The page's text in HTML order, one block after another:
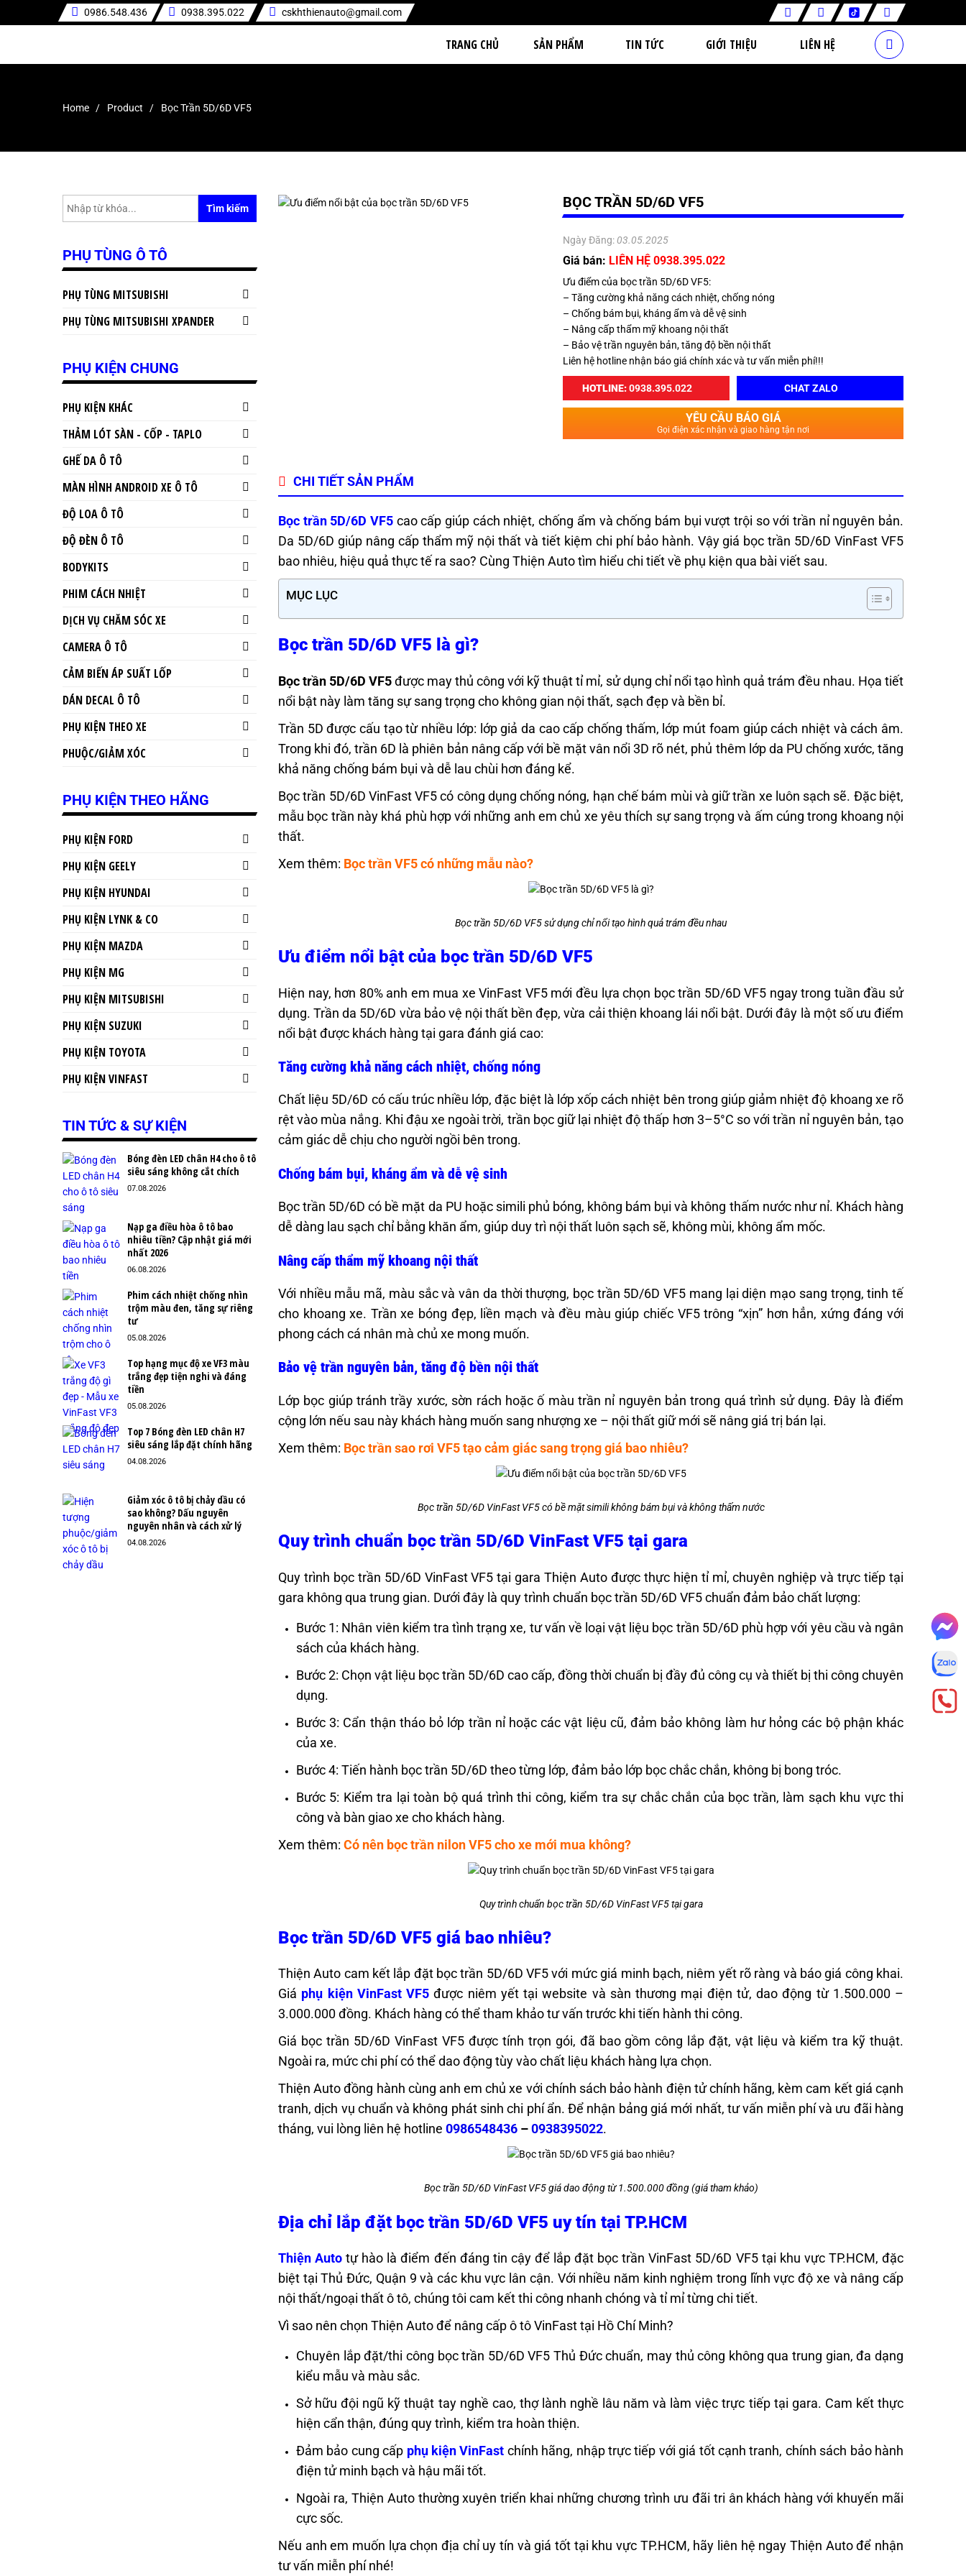
0986.548.436 0938.395.022 cskhthienauto@gmail.com
TRANG CHỦ SẢN PHẨM TIN TỨC GIỚI THIỆU LIÊN HỆ
Home Product Bọc Trần 5D/6D VF5
BỌC TRẦN 5D/6D VF5
Ngày Đăng:03.05.2025
Giá bán: LIÊN HỆ 0938.395.022
Ưu điểm của bọc trần 5D/6D VF5:
– Tăng cường khả năng cách nhiệt, chống nóng
– Chống bám bụi, kháng ẩm và dễ vệ sinh
– Nâng cấp thẩm mỹ khoang nội thất
– Bảo vệ trần nguyên bản, tăng độ bền nội thất
Liên hệ hotline nhận báo giá chính xác và tư vấn miễn phí!!!
HOTLINE:0938.395.022 CHAT ZALO
YÊU CẦU BÁO GIÁ
Gọi điện xác nhận và giao hàng tận nơi
CHI TIẾT SẢN PHẨM
Bọc trần 5D/6D VF5 cao cấp giúp cách nhiệt, chống ẩm và chống bám bụi vượt trội so với trần nỉ nguyên bản.
Da 5D/6D giúp nâng cấp thẩm mỹ nội thất và tiết kiệm chi phí bảo hành. Vậy giá bọc trần 5D/6D VinFast VF5
bao nhiêu, hiệu quả thực tế ra sao? Cùng Thiện Auto tìm hiểu chi tiết về phụ kiện qua bài viết sau.
MỤC LỤC
Bọc trần 5D/6D VF5 là gì?
Bọc trần 5D/6D VF5được may thủ công với kỹ thuật tỉ mỉ, sử dụng chỉ nổi tạo hình quả trám đều nhau. Họa tiết
nổi bật này làm tăng sự sang trọng cho không gian nội thất, sạch đẹp và bền bỉ.
Trần 5D được cấu tạo từ nhiều lớp: lớp giả da cao cấp chống thấm, lớp mút foam giúp cách nhiệt và cách âm.
Trong khi đó, trần 6D là phiên bản nâng cấp với bề mặt vân nổi 3D rõ nét, phủ thêm lớp da PU chống xước, tăng
khả năng chống bám bụi và dễ lau chùi hơn đáng kể.
Bọc trần 5D/6D VinFast VF5 có công dụng chống nóng, hạn chế bám mùi và giữ trần xe luôn sạch sẽ. Đặc biệt,
mẫu bọc trần này khá phù hợp với những anh em chủ xe yêu thích sự sang trọng và ấm cúng trong khoang nội
thất.
Xem thêm: Bọc trần VF5có những mẫu nào?
Bọc trần 5D/6D VF5 sử dụng chỉ nổi tạo hình quả trám đều nhau
Ưu điểm nổi bật của bọc trần 5D/6D VF5
Hiện nay, hơn 80% anh em mua xe VinFast VF5 mới đều lựa chọn bọc trần 5D/6D VF5 ngay trong tuần đầu sử
dụng. Trần da 5D/6D vừa bảo vệ nội thất bền đẹp, vừa cải thiện khoang lái nổi bật. Dưới đây là một số ưu điểm
nổi bật được khách hàng tại gara đánh giá cao:
Tăng cường khả năng cách nhiệt, chống nóng
Chất liệu 5D/6D có cấu trúc nhiều lớp, đặc biệt là lớp xốp cách nhiệt bên trong giúp giảm nhiệt độ khoang xe rõ
rệt vào mùa nắng. Khi đậu xe ngoài trời, trần bọc giữ lại nhiệt độ thấp hơn 3–5°C so với trần nỉ nguyên bản, tạo
cảm giác dễ chịu cho người ngồi bên trong.
Chống bám bụi, kháng ẩm và dễ vệ sinh
Bọc trần 5D/6D có bề mặt da PU hoặc simili phủ bóng, không bám bụi và không thấm nước như nỉ. Khách hàng
dễ dàng lau sạch chỉ bằng khăn ẩm, giúp duy trì nội thất luôn sạch sẽ, không mùi, không ẩm mốc.
Nâng cấp thẩm mỹ khoang nội thất
Với nhiều mẫu mã, màu sắc và vân da thời thượng, bọc trần 5D/6D VF5 mang lại diện mạo sang trọng, tinh tế
cho khoang xe. Trần xe bóng đẹp, liền mạch và đều màu giúp chiếc VF5 trông “xịn” hơn hẳn, xứng đáng với
phong cách cá nhân mà chủ xe mong muốn.
Bảo vệ trần nguyên bản, tăng độ bền nội thất
Lớp bọc giúp tránh trầy xước, sờn rách hoặc ố màu trần nỉ nguyên bản trong quá trình sử dụng. Đây là điểm
cộng lớn nếu sau này khách hàng muốn sang nhượng xe – nội thất giữ mới sẽ nâng giá trị bán lại.
Xem thêm: Bọc trần sao rơi VF5tạo cảm giác sang trọng giá bao nhiêu?
Bọc trần 5D/6D VinFast VF5 có bề mặt simili không bám bụi và không thấm nước
Quy trình chuẩn bọc trần 5D/6D VinFast VF5 tại gara
Quy trình bọc trần 5D/6D VinFast VF5 tại gara Thiện Auto được thực hiện tỉ mỉ, chuyên nghiệp và trực tiếp tại
gara không qua trung gian. Dưới đây là quy trình chuẩn bọc trần 5D/6D VF5 chuẩn đảm bảo chất lượng:
Bước 1: Nhân viên kiểm tra tình trạng xe, tư vấn về loại vật liệu bọc trần 5D/6D phù hợp với yêu cầu và ngân
sách của khách hàng.
Bước 2: Chọn vật liệu bọc trần 5D/6D cao cấp, đồng thời chuẩn bị đầy đủ công cụ và thiết bị thi công chuyên
dụng.
Bước 3: Cẩn thận tháo bỏ lớp trần nỉ hoặc các vật liệu cũ, đảm bảo không làm hư hỏng các bộ phận khác
của xe.
Bước 4: Tiến hành bọc trần 5D/6D theo từng lớp, đảm bảo lớp bọc chắc chắn, không bị bong tróc.
Bước 5: Kiểm tra lại toàn bộ quá trình thi công, kiểm tra sự chắc chắn của bọc trần, làm sạch khu vực thi
công và bàn giao xe cho khách hàng.
Xem thêm: Có nên bọc trần nilon VF5cho xe mới mua không?
Quy trình chuẩn bọc trần 5D/6D VinFast VF5 tại gara
Bọc trần 5D/6D VF5 giá bao nhiêu?
Thiện Auto cam kết lắp đặt bọc trần 5D/6D VF5 với mức giá minh bạch, niêm yết rõ ràng và báo giá công khai.
Giá phụ kiện VinFast VF5 được niêm yết tại website và sàn thương mại điện tử, dao động từ 1.500.000 –
3.000.000 đồng. Khách hàng có thể tham khảo tư vấn trước khi tiến hành thi công.
Giá bọc trần 5D/6D VinFast VF5 được tính trọn gói, đã bao gồm công lắp đặt, vật liệu và kiểm tra kỹ thuật.
Ngoài ra, mức chi phí có thể dao động tùy vào chất liệu khách hàng lựa chọn.
Thiện Auto đồng hành cùng anh em chủ xe với chính sách bảo hành điện tử chính hãng, kèm cam kết giá cạnh
tranh, dịch vụ chuẩn và không phát sinh chi phí ẩn. Để nhận bảng giá mới nhất, tư vấn miễn phí và ưu đãi hàng
tháng, vui lòng liên hệ hotline 0986548436 –0938395022.
Bọc trần 5D/6D VinFast VF5 giá dao động từ 1.500.000 đồng (giá tham khảo)
Địa chỉ lắp đặt bọc trần 5D/6D VF5 uy tín tại TP.HCM
Thiện Auto tự hào là điểm đến đáng tin cậy để lắp đặt bọc trần VinFast 5D/6D VF5 tại khu vực TP.HCM, đặc
biệt tại Thủ Đức, Quận 9 và các khu vực lân cận. Với nhiều năm kinh nghiệm trong lĩnh vực độ xe và nâng cấp
nội thất/ngoại thất ô tô, chúng tôi cam kết thi công nhanh chóng và tỉ mỉ từng chi tiết.
Vì sao nên chọn Thiện Auto để nâng cấp ô tô VinFast tại Hồ Chí Minh?
Chuyên lắp đặt/thi công bọc trần 5D/6D VF5 Thủ Đức chuẩn, may thủ công không qua trung gian, đa dạng
kiểu mẫu và màu sắc.
Sở hữu đội ngũ kỹ thuật tay nghề cao, thợ lành nghề lâu năm và làm việc trực tiếp tại gara. Cam kết thực
hiện cẩn thận, đúng quy trình, kiểm tra hoàn thiện.
Đảm bảo cung cấp phụ kiện VinFast chính hãng, nhập trực tiếp với giá tốt cạnh tranh, chính sách bảo hành
điện tử minh bạch và hậu mãi tốt.
Ngoài ra, Thiện Auto thường xuyên triển khai những chương trình ưu đãi tri ân khách hàng với khuyến mãi
cực sốc.
Nếu anh em muốn lựa chọn địa chỉ uy tín và giá tốt tại khu vực TP.HCM, hãy liên hệ ngay Thiện Auto để nhận
tư vấn miễn phí nhé!
Tìm kiếm
PHỤ TÙNG Ô TÔ
PHỤ TÙNG MITSUBISHI
PHỤ TÙNG MITSUBISHI XPANDER
PHỤ KIỆN CHUNG
PHỤ KIỆN KHÁC
THẢM LÓT SÀN - CỐP - TAPLO
GHẾ DA Ô TÔ
MÀN HÌNH ANDROID XE Ô TÔ
ĐỘ LOA Ô TÔ
ĐỘ ĐÈN Ô TÔ
BODYKITS
PHIM CÁCH NHIỆT
DỊCH VỤ CHĂM SÓC XE
CAMERA Ô TÔ
CẢM BIẾN ÁP SUẤT LỐP
DÁN DECAL Ô TÔ
PHỤ KIỆN THEO XE
PHUỘC/GIẢM XÓC
PHỤ KIỆN THEO HÃNG
PHỤ KIỆN FORD
PHỤ KIỆN GEELY
PHỤ KIỆN HYUNDAI
PHỤ KIỆN LYNK & CO
PHỤ KIỆN MAZDA
PHỤ KIỆN MG
PHỤ KIỆN MITSUBISHI
PHỤ KIỆN SUZUKI
PHỤ KIỆN TOYOTA
PHỤ KIỆN VINFAST
TIN TỨC & SỰ KIỆN
Bóng đèn LED chân H4 cho ô tô
siêu sáng không cắt chích
07.08.2026
Nạp ga điều hòa ô tô bao
nhiêu tiền? Cập nhật giá mới
nhất 2026
06.08.2026
Phim cách nhiệt chống nhìn
trộm màu đen, tăng sự riêng
tư
05.08.2026
Top hạng mục độ xe VF3 màu
trắng đẹp tiện nghi và đáng
tiền
05.08.2026
Top 7 Bóng đèn LED chân H7
siêu sáng lắp đặt chính hãng
04.08.2026
Giảm xóc ô tô bị chảy dầu có
sao không? Dấu nguyên
nguyên nhân và cách xử lý
04.08.2026